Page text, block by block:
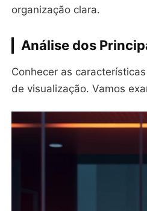
organização clara.
Análise dos
Conhecer as
de visualização. Vamos